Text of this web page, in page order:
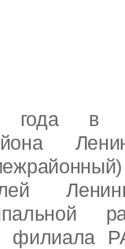
в
филиала